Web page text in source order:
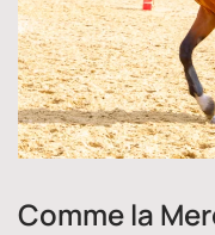
Comme la